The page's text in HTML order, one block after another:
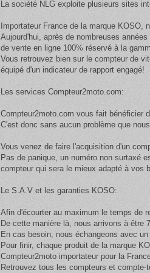
La société NLG exploite plusieurs sites
Importateur France de la marque
Aujourd'hui, après de nombreuses
de vente en ligne 100% réservé à la
Vous retrouvez bien sur le compteur de
équipé d'un indicateur de rapport engagé!
Les services Compteur2moto.com:
Compteur2moto.com vous fait bénéficier
C'est donc sans aucun problème que
Vous venez de faire l'acquisition d'un
Pas de panique, un numéro non surtaxé
compteur qui sera le mieux adapté à vos
Le S.A.V et les garanties KOSO:
Afin d'écourter au maximum le temps de
De cette manière là, nous arrivons à être
En cas besoin, nous échangeons avec
Pour finir, chaque produit de la marque
Compteur2moto importateur pour la
Retrouvez tous les compteurs et